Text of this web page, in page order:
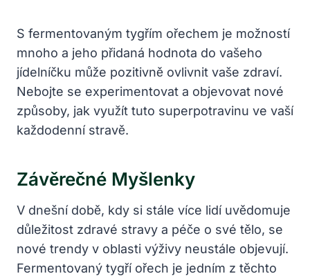
S fermentovaným tygřím ořechem je možností
mnoho a jeho přidaná hodnota do vašeho
jídelníčku může pozitivně ovlivnit vaše zdraví.
Nebojte se experimentovat a objevovat nové
způsoby, jak využít tuto superpotravinu ve vaší
každodenní stravě.
Závěrečné Myšlenky
V dnešní době, kdy si stále více lidí uvědomuje
důležitost zdravé stravy a péče o své tělo, se
nové trendy v oblasti výživy neustále objevují.
Fermentovaný tygří ořech je jedním z těchto